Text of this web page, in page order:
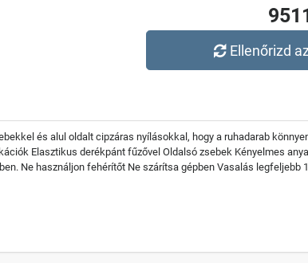
Ellenőrizd
és alul oldalt cipzáras nyílásokkal, hogy a ruhadarab
Elasztikus derékpánt fűzővel Oldalsó zsebek Kényelmes
Ne használjon fehérítőt Ne szárítsa gépben Vasalás